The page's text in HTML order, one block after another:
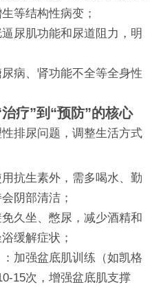
等结构性病变；
逼尿肌功能和尿道阻力，明
尿病、肾功能不全等全身性
疗”到“预防”的核心
排尿问题，调整生活方式
用抗生素外，需多喝水、勤
阴部清洁；
免久坐、憋尿，减少酒精和
缓解症状；
：加强盆底肌训练（如凯格
15次，增强盆底肌支撑